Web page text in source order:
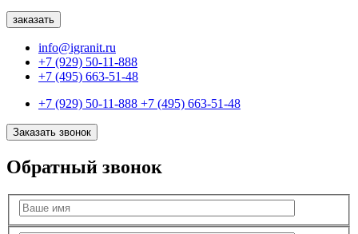
info@igranit.ru
+7 (929) 50-11-888
+7 (495) 663-51-48
+7 (929) 50-11-888 +7 (495) 663-51-48
Заказать звонок
Обратный звонок